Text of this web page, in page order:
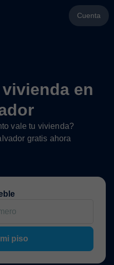
Cuenta
en
vale tu vivienda?
gratis ahora
piso